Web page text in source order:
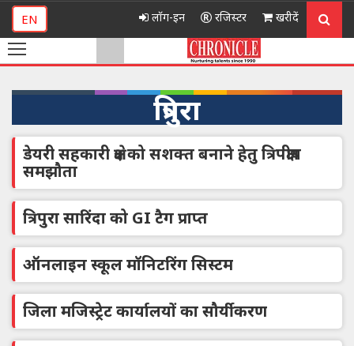
EN लॉग-इन रजिस्टर खरीदें
त्रिपुरा
डेयरी सहकारी क्षेत्र को सशक्त बनाने हेतु त्रिपक्षीय
समझौता
त्रिपुरा सारिंदा को GI टैग प्राप्त
ऑनलाइन स्कूल मॉनिटरिंग सिस्टम
जिला मजिस्ट्रेट कार्यालयों का सौर्यीकरण